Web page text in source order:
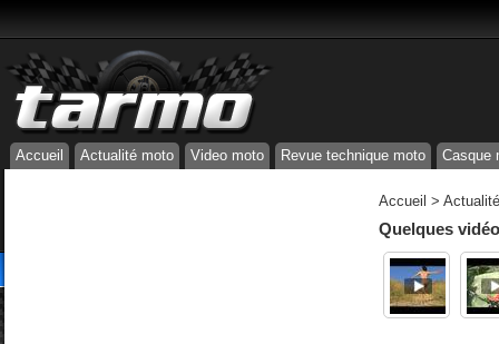
Accueil Actualité moto Video moto Revue technique moto Casque
Accueil >
Quelques